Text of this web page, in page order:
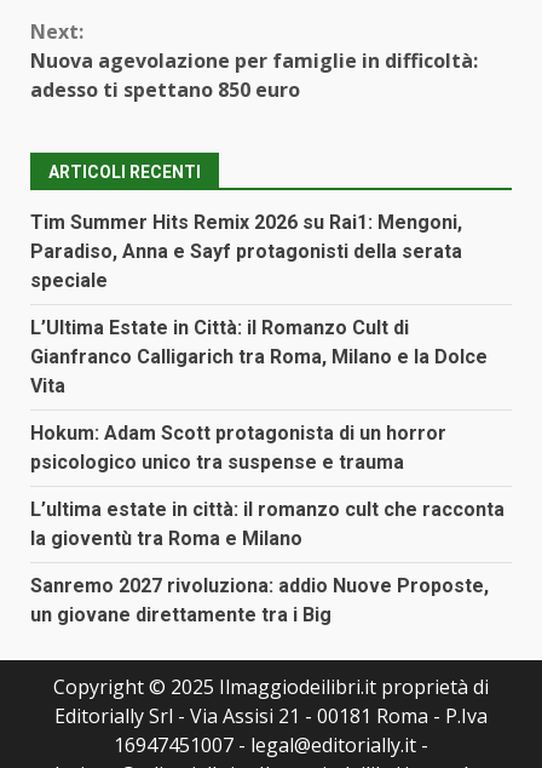
Next:
Nuova agevolazione per famiglie in difficoltà:
adesso ti spettano 850 euro
ARTICOLI RECENTI
Tim Summer Hits Remix 2026 su Rai1: Mengoni,
Paradiso, Anna e Sayf protagonisti della serata
speciale
L’Ultima Estate in Città: il Romanzo Cult di
Gianfranco Calligarich tra Roma, Milano e la Dolce
Vita
Hokum: Adam Scott protagonista di un horror
psicologico unico tra suspense e trauma
L’ultima estate in città: il romanzo cult che racconta
la gioventù tra Roma e Milano
Sanremo 2027 rivoluziona: addio Nuove Proposte,
un giovane direttamente tra i Big
Copyright © 2025 Ilmaggiodeilibri.it proprietà di
Editorially Srl - Via Assisi 21 - 00181 Roma - P.Iva
16947451007 - legal@editorially.it -